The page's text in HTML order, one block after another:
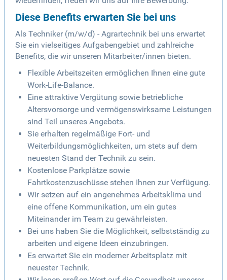
Diese Benefits erwarten Sie bei uns
Als Techniker (m/w/d) - Agrartechnik bei uns erwartet
Sie ein vielseitiges Aufgabengebiet und zahlreiche
Benefits, die wir unseren Mitarbeiter/innen bieten.
Flexible Arbeitszeiten ermöglichen Ihnen eine gute
Work-Life-Balance.
Eine attraktive Vergütung sowie betriebliche
Altersvorsorge und vermögenswirksame Leistungen
sind Teil unseres Angebots.
Sie erhalten regelmäßige Fort- und
Weiterbildungsmöglichkeiten, um stets auf dem
neuesten Stand der Technik zu sein.
Kostenlose Parkplätze sowie
Fahrtkostenzuschüsse stehen Ihnen zur Verfügung.
Wir setzen auf ein angenehmes Arbeitsklima und
eine offene Kommunikation, um ein gutes
Miteinander im Team zu gewährleisten.
Bei uns haben Sie die Möglichkeit, selbstständig zu
arbeiten und eigene Ideen einzubringen.
Es erwartet Sie ein moderner Arbeitsplatz mit
neuester Technik.